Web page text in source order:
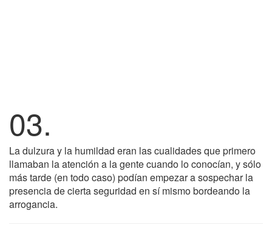
03.
La dulzura y la humildad eran las cualidades que primero
llamaban la atención a la gente cuando lo conocían, y sólo
más tarde (en todo caso) podían empezar a sospechar la
presencia de cierta seguridad en sí mismo bordeando la
arrogancia.